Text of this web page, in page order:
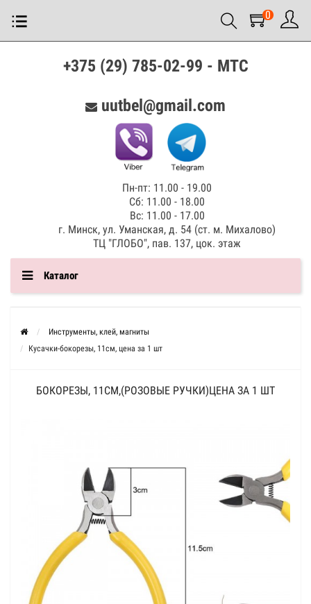
0
+375 (29) 785-02-99 - МТС
uutbel@gmail.com
Пн-пт: 11.00 - 19.00
Сб: 11.00 - 18.00
Вс: 11.00 - 17.00
г. Минск, ул. Уманская, д. 54 (ст. м. Михалово)
ТЦ "ГЛОБО", пав. 137, цок. этаж
Каталог
Инструменты, клей, магниты
Кусачки-бокорезы, 11см, цена за 1 шт
БОКОРЕЗЫ, 11СМ,(РОЗОВЫЕ РУЧКИ)ЦЕНА ЗА 1 ШТ